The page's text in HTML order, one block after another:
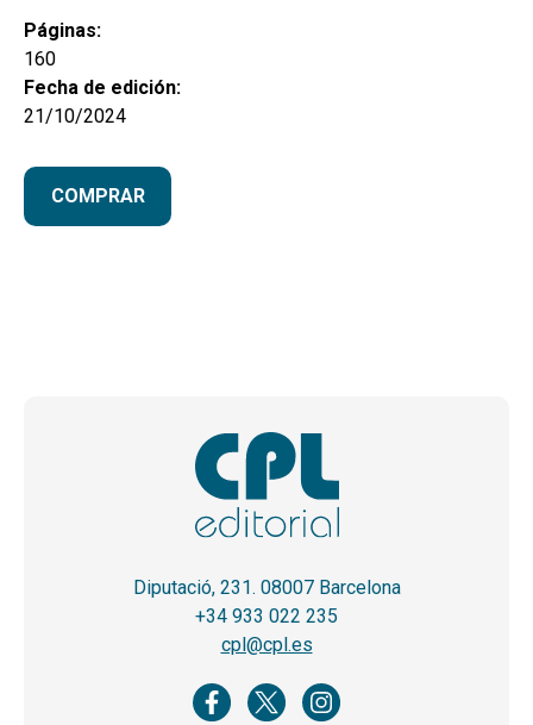
Páginas:
160
Fecha de edición:
21/10/2024
COMPRAR
Diputació, 231. 08007 Barcelona
+34 933 022 235
cpl@cpl.es